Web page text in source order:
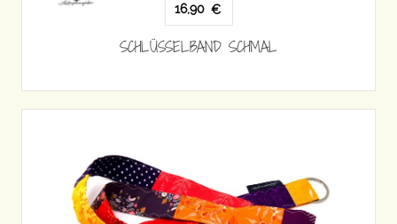
16,90 €
SCHLÜSSELBAND SCHMAL